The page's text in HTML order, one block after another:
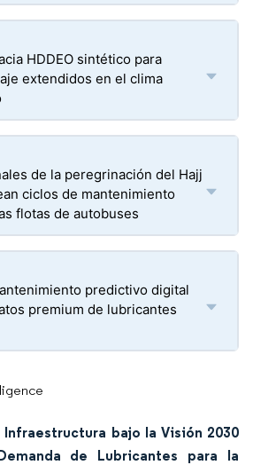
HDDEO sintético para
extendidos en el clima
de la peregrinación del Hajj
ciclos de mantenimiento
flotas de autobuses
predictivo digital
premium de lubricantes
bajo la Visión 2030
de Lubricantes para la